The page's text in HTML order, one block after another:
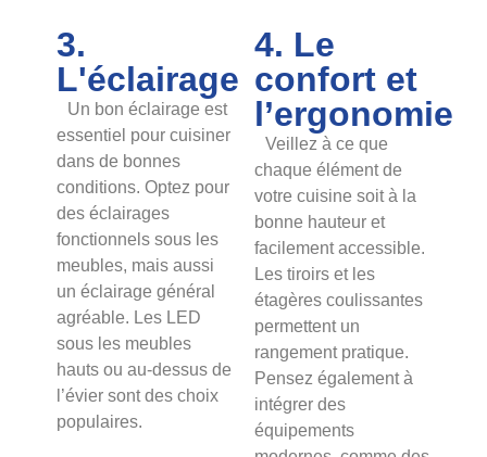
3.
L'éclairage
Un bon éclairage est
essentiel pour cuisiner
dans de bonnes
conditions. Optez pour
des éclairages
fonctionnels sous les
meubles, mais aussi
un éclairage général
agréable. Les LED
sous les meubles
hauts ou au-dessus de
l’évier sont des choix
populaires.
4. Le
confort et
l’ergonomie
Veillez à ce que
chaque élément de
votre cuisine soit à la
bonne hauteur et
facilement accessible.
Les tiroirs et les
étagères coulissantes
permettent un
rangement pratique.
Pensez également à
intégrer des
équipements